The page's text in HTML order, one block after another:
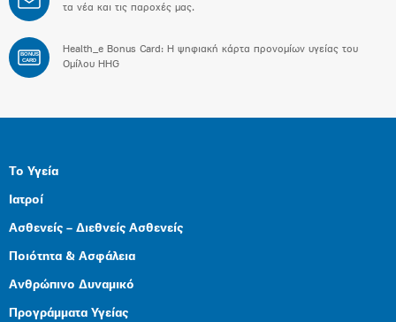
τα νέα και τις παροχές μας.
BONUS
CARD
Health_e Bonus Card: H ψηφιακή κάρτα προνομίων υγείας του
Ομίλου HHG
Το Υγεία
Ιατροί
Ασθενείς – Διεθνείς Ασθενείς
Ποιότητα & Ασφάλεια
Ανθρώπινο Δυναμικό
Προγράμματα Υγείας